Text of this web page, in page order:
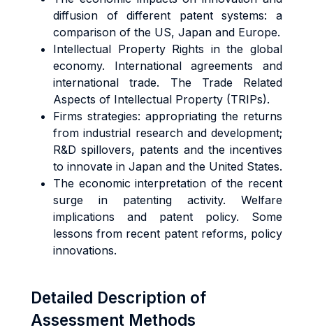
diffusion of different patent systems: a
comparison of the US, Japan and Europe.
Intellectual Property Rights in the global
economy. International agreements and
international trade. The Trade Related
Aspects of Intellectual Property (TRIPs).
Firms strategies: appropriating the returns
from industrial research and development;
R&D spillovers, patents and the incentives
to innovate in Japan and the United States.
The economic interpretation of the recent
surge in patenting activity. Welfare
implications and patent policy. Some
lessons from recent patent reforms, policy
innovations.
Detailed Description of
Assessment Methods